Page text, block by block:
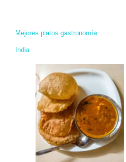
Mejores platos gastronomía
India